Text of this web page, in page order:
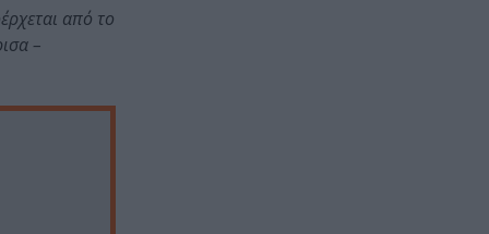
από το
–